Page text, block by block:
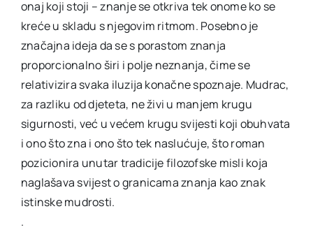
onaj koji stoji – znanje se otkriva tek onome ko se
kreće u skladu s njegovim ritmom. Posebno je
značajna ideja da se s porastom znanja
proporcionalno širi i polje neznanja, čime se
relativizira svaka iluzija konačne spoznaje. Mudrac,
za razliku od djeteta, ne živi u manjem krugu
sigurnosti, već u većem krugu svijesti koji obuhvata
i ono što zna i ono što tek naslućuje, što roman
pozicionira unutar tradicije filozofske misli koja
naglašava svijest o granicama znanja kao znak
istinske mudrosti.
.